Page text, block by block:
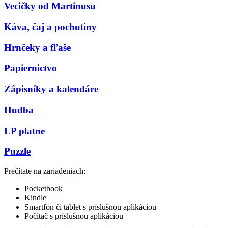
Vecičky od Martinusu
Káva, čaj a pochutiny
Hrnčeky a fľaše
Papiernictvo
Zápisníky a kalendáre
Hudba
LP platne
Puzzle
Prečítate na zariadeniach:
Pocketbook
Kindle
Smartfón či tablet s príslušnou aplikáciou
Počítač s príslušnou aplikáciou